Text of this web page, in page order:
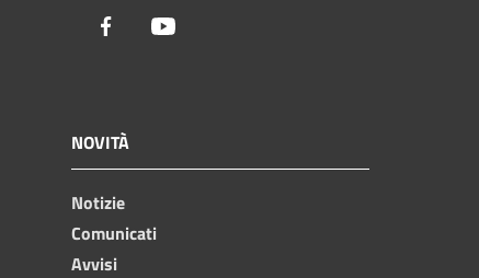
Facebook
NOVITÀ
Notizie
Comunicati
Avvisi